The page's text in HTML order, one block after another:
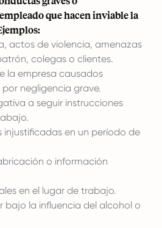
que hacen inviable la
actos de violencia, amenazas
colegas o clientes.
la empresa causados
negligencia grave.
a seguir instrucciones
injustificadas en un período de
o información
en el lugar de trabajo.
bajo la influencia del alcohol o